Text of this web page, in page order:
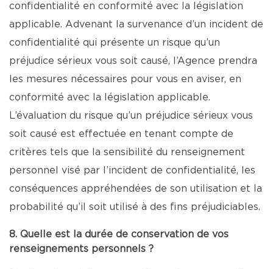
confidentialité en conformité avec la législation
applicable. Advenant la survenance d’un incident de
confidentialité qui présente un risque qu’un
préjudice sérieux vous soit causé, l’Agence prendra
les mesures nécessaires pour vous en aviser, en
conformité avec la législation applicable.
L’évaluation du risque qu’un préjudice sérieux vous
soit causé est effectuée en tenant compte de
critères tels que la sensibilité du renseignement
personnel visé par l’incident de confidentialité, les
conséquences appréhendées de son utilisation et la
probabilité qu’il soit utilisé à des fins préjudiciables.
8. Quelle est la durée de conservation de vos
renseignements personnels ?